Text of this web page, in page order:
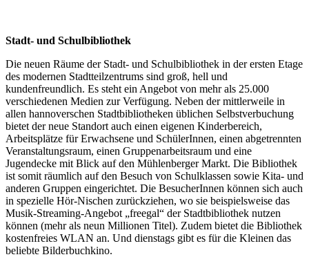
Stadt- und Schulbibliothek
Die neuen Räume der Stadt- und Schulbibliothek in der ersten Etage
des modernen Stadtteilzentrums sind groß, hell und
kundenfreundlich. Es steht ein Angebot von mehr als 25.000
verschiedenen Medien zur Verfügung. Neben der mittlerweile in
allen hannoverschen Stadtbibliotheken üblichen Selbstverbuchung
bietet der neue Standort auch einen eigenen Kinderbereich,
Arbeitsplätze für Erwachsene und SchülerInnen, einen abgetrennten
Veranstaltungsraum, einen Gruppenarbeitsraum und eine
Jugendecke mit Blick auf den Mühlenberger Markt. Die Bibliothek
ist somit räumlich auf den Besuch von Schulklassen sowie Kita- und
anderen Gruppen eingerichtet. Die BesucherInnen können sich auch
in spezielle Hör-Nischen zurückziehen, wo sie beispielsweise das
Musik-Streaming-Angebot „freegal“ der Stadtbibliothek nutzen
können (mehr als neun Millionen Titel). Zudem bietet die Bibliothek
kostenfreies WLAN an. Und dienstags gibt es für die Kleinen das
beliebte Bilderbuchkino.